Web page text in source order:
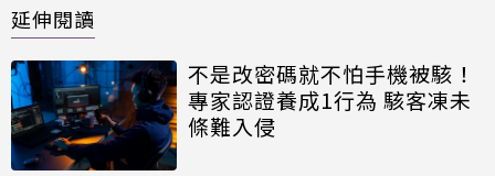
延伸閱讀
不是改密碼就不怕手機被駭！
專家認證養成1行為 駭客凍未
條難入侵